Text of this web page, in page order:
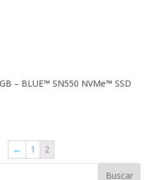
– BLUE™ SN550 NVMe™ SSD
← 1 2